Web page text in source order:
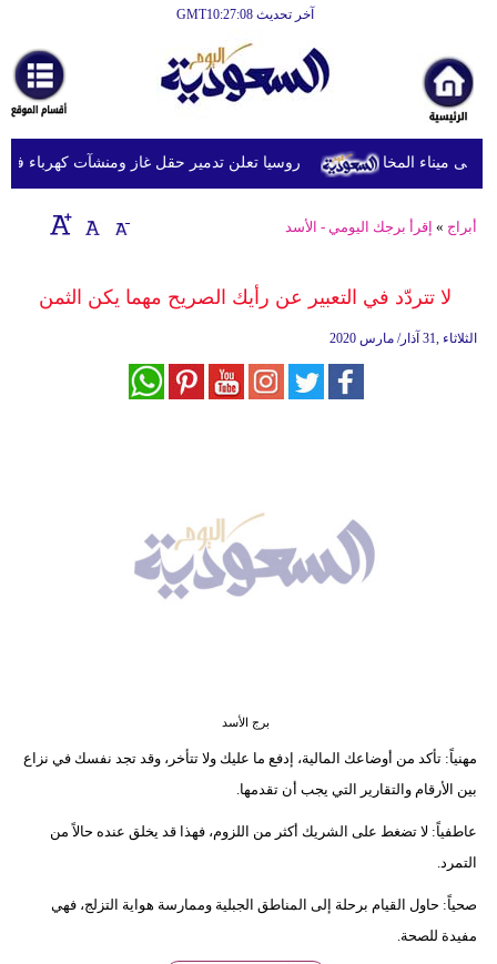
آخر تحديث GMT10:27:08
أخبارعاجلة
رياضة
ثقافة
إقتصاد
وموسيقى
مرأة
وتكنولوجيا
روسيا تعلن تدمير حقل غاز ومنشآت كهرباء في
أبراج » إقرأ برجك اليومي - الأسد
لا تتردّد في التعبير عن رأيك الصريح مهما يكن الثمن
الثلاثاء ,31 آذار/ مارس 2020
برج الأسد
مهنياً: تأكد من أوضاعك المالية، إدفع ما عليك ولا تتأخر، وقد تجد نفسك في نزاع
بين الأرقام والتقارير التي يجب أن تقدمها.
عاطفياً: لا تضغط على الشريك أكثر من اللزوم، فهذا قد يخلق عنده حالاً من
التمرد.
صحياً: حاول القيام برحلة إلى المناطق الجبلية وممارسة هواية التزلج، فهي
مفيدة للصحة.